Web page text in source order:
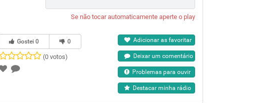
Se não tocar automaticamente aperte o play
Gostei0 0
(0 votos)
Adicionar as favoritar
Deixar um comentário
Problemas para ouvir
Destacar minha rádio